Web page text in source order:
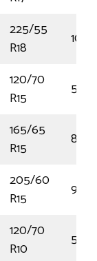
225/55
R18
102V
120/70
R15
56S
165/65
R15
81T
205/60
R15
91V
120/70
R10
54L